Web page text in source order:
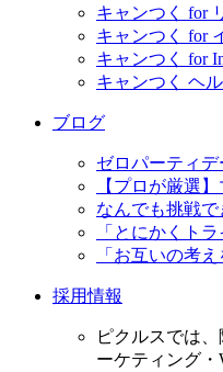
キャンつく for
キャンつく for
キャンつく for
キャンつく ヘ
ブログ
ゼロパーティ
【プロが厳選
なんでも挑戦
「とにかくト
「お互いの考
採用情報
ピクルスでは
ーケティング